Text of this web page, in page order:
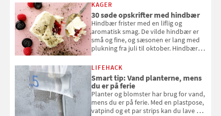
KAGER
30 søde opskrifter med hindbær
Hindbær frister med en liflig og
aromatisk smag. De vilde hindbær er
små og fine, og sæsonen er lang med
plukning fra juli til oktober. Hindbær
kan bruge dine hindbær i alt fra
bagværk og salater til is og syltning.
LIFEHACK
Smart tip: Vand planterne, mens
du er på ferie
Planter og blomster har brug for vand,
mens du er på ferie. Med en plastpose,
vatpind og et par strips kan du lave dit